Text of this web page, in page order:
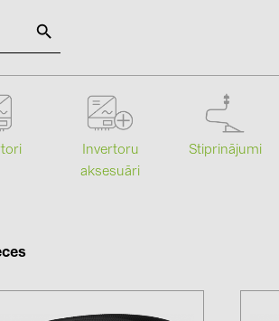
SOLAR-PLANIT
Kategorijas
Enerģijas uzglabāšana (74)
Invertoru
aksesuāri
Stiprinājumi